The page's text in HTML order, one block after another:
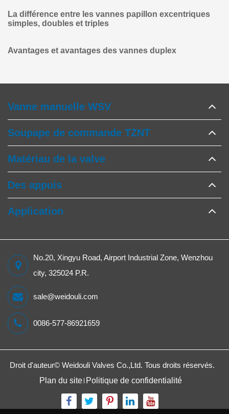
La différence entre les vannes papillon excentriques
simples, doubles et triples
Avantages et avantages des vannes duplex
Vanne manuelle WSV
Soupape de commande TZNT
Matériau de la valve
Des appuis
Application
No.20, Xingyu Road, Airport Industrial Zone, Wenzhou
city, 325024 P.R.
sale@weidouli.com
0086-577-86921659
Droit d'auteur©Weidouli Valves Co.,Ltd. Tous droits réservés.
Plan du site Politique de confidentialité